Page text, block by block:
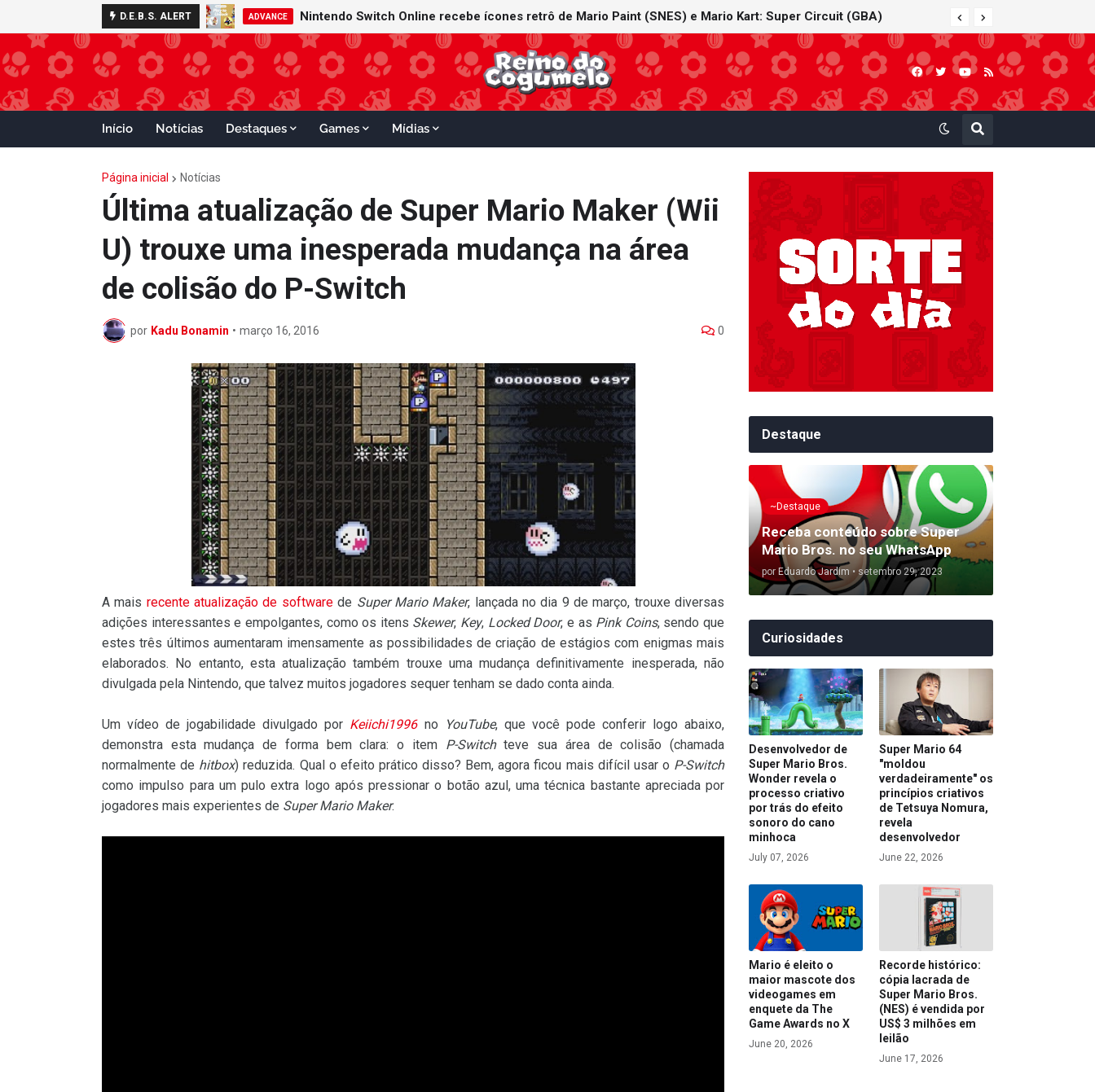
D.E.B.S. ALERT ADVANCE Nintendo Switch Online recebe ícones retrô de Mario Paint (SNES) e Mario Kart: Super Circuit (GBA)
Início Notícias Destaques Games Mídias
Página inicial Notícias
Última atualização de Super Mario Maker (Wii
U) trouxe uma inesperada mudança na área
de colisão do P-Switch
por Kadu Bonamin • março 16, 2016 0
A mais recente atualização de softwarede Super Mario Maker, lançada no dia 9 de março, trouxe diversas
adições interessantes e empolgantes, como os itens Skewer, Key, Locked Door, e as Pink Coins, sendo que
estes três últimos aumentaram imensamente as possibilidades de criação de estágios com enigmas mais
elaborados. No entanto, esta atualização também trouxe uma mudança definitivamente inesperada, não
divulgada pela Nintendo, que talvez muitos jogadores sequer tenham se dado conta ainda.
Um vídeo de jogabilidade divulgado por Keiichi1996no YouTube, que você pode conferir logo abaixo,
demonstra esta mudança de forma bem clara: o item P-Switchteve sua área de colisão (chamada
normalmente de hitbox) reduzida. Qual o efeito prático disso? Bem, agora ficou mais difícil usar o P-Switch
como impulso para um pulo extra logo após pressionar o botão azul, uma técnica bastante apreciada por
jogadores mais experientes de Super Mario Maker.
Destaque
~Destaque
Receba conteúdo sobre Super
Mario Bros. no seu WhatsApp
por Eduardo Jardim • setembro 29, 2023
Curiosidades
Desenvolvedor de
Super Mario Bros.
Wonder revela o
processo criativo
por trás do efeito
sonoro do cano
minhoca
July 07, 2026
Super Mario 64
"moldou
verdadeiramente" os
princípios criativos
de Tetsuya Nomura,
revela
desenvolvedor
June 22, 2026
Mario é eleito o
maior mascote dos
videogames em
enquete da The
Game Awards no X
June 20, 2026
Recorde histórico:
cópia lacrada de
Super Mario Bros.
(NES) é vendida por
US$ 3 milhões em
leilão
June 17, 2026